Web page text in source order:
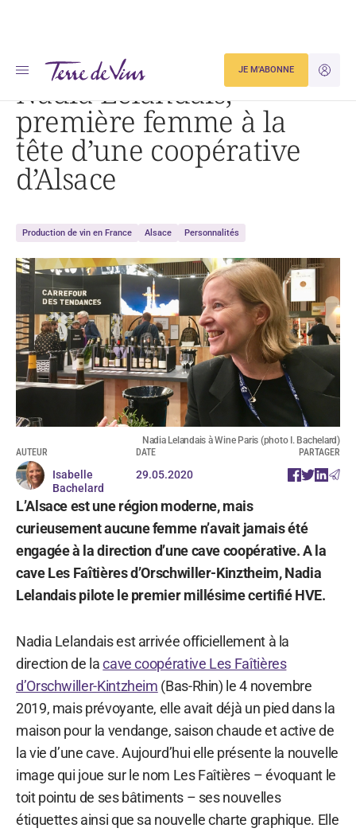
JE
JE M'ABONNE
Accueil Nadia Lelandais, première femme à la tête d’une coopérative d’Alsace
Nadia Lelandais,
première femme à la
tête d’une coopérative
d’Alsace
Production de vin en France Alsace Personnalités
Nadia Lelandais à Wine Paris (photo I. Bachelard)
AUTEUR
Isabelle
Bachelard
DATE
29.05.2020
PARTAGER
L’Alsace est une région moderne, mais
curieusement aucune femme n’avait jamais été
engagée à la direction d’une cave coopérative. A la
cave Les Faîtières d’Orschwiller-Kinztheim, Nadia
Lelandais pilote le premier millésime certifié HVE.
Nadia Lelandais est arrivée officiellement à la
direction de lacave coopérative Les Faîtières
d’Orschwiller-Kintzheim (Bas-Rhin) le 4 novembre
2019, mais prévoyante, elle avait déjà un pied dans la
maison pour la vendange, saison chaude et active de
la vie d’une cave. Aujourd’hui elle présente la nouvelle
image qui joue sur le nom Les Faîtières – évoquant le
toit pointu de ses bâtiments – ses nouvelles
étiquettes ainsi que sa nouvelle charte graphique. Elle